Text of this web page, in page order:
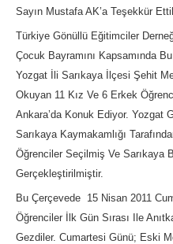
Sayın Mustafa AK’a Teşekkür
Türkiye Gönüllü Eğitimciler
Çocuk Bayramını Kapsamında
Yozgat İli Sarıkaya İlçesi Şehit
Okuyan 11 Kız Ve 6 Erkek
Ankara’da Konuk Ediyor. Yozgat
Sarıkaya Kaymakamlığı
Öğrenciler Seçilmiş Ve Sarıkaya
Gerçekleştirilmiştir.
Bu Çerçevede 15 Nisan 2011
Öğrenciler İlk Gün Sırası Ile
Gezdiler. Cumartesi Günü; Eski